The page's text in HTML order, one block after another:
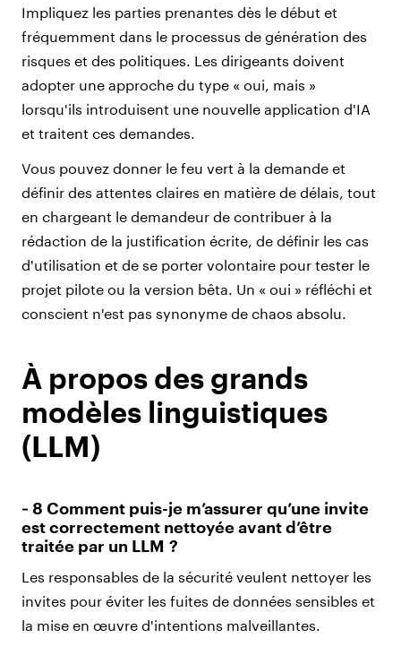
Impliquez les parties prenantes dès le début et
fréquemment dans le processus de génération des
risques et des politiques. Les dirigeants doivent
adopter une approche du type « oui, mais »
lorsqu'ils introduisent une nouvelle application d'IA
et traitent ces demandes.
Vous pouvez donner le feu vert à la demande et
définir des attentes claires en matière de délais, tout
en chargeant le demandeur de contribuer à la
rédaction de la justification écrite, de définir les cas
d'utilisation et de se porter volontaire pour tester le
projet pilote ou la version bêta. Un « oui » réfléchi et
conscient n'est pas synonyme de chaos absolu.
À propos des grands
modèles linguistiques
(LLM)
‑ 8 Comment puis-je m’assurer qu’une invite
est correctement nettoyée avant d’être
traitée par un LLM ?
Les responsables de la sécurité veulent nettoyer les
invites pour éviter les fuites de données sensibles et
la mise en œuvre d'intentions malveillantes.